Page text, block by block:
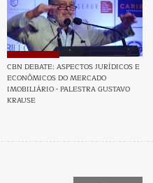
CBN DEBATE: ASPECTOS JURÍDICOS E
ECONÔMICOS DO MERCADO
IMOBILIÁRIO - PALESTRA GUSTAVO
KRAUSE